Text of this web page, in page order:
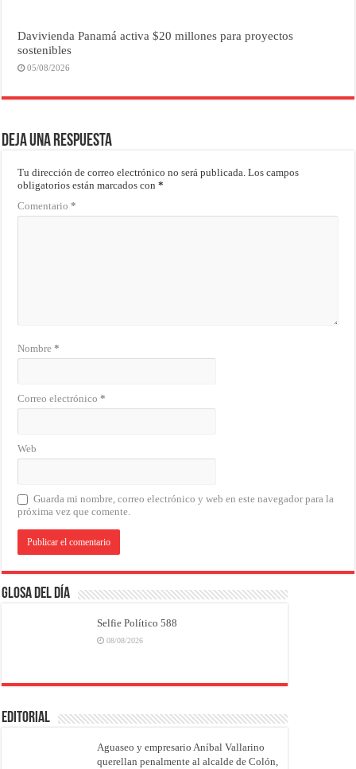
Davivienda Panamá activa $20 millones para proyectos
sostenibles
05/08/2026
Deja una respuesta
Tu dirección de correo electrónico no será publicada. Los campos
obligatorios están marcados con*
Comentario*
Nombre*
Correo electrónico*
Web
Guarda mi nombre, correo electrónico y web en este navegador para la
próxima vez que comente.
Glosa del Día
Selfie Político 588
08/08/2026
EDITORIAL
Aguaseo y empresario Aníbal Vallarino
querellan penalmente al alcalde de Colón,